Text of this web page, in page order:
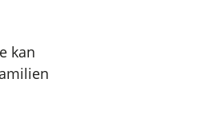
kan